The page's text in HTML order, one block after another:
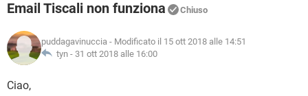
INSTAGRAM WHATSAPP
TIKTOK
HARDWARE
INSTAGRAM WHATSAPP
TIKTOK
HARDWARE
COVID-19 GAMING
INTRATTENIMENTO
iOS
INSTAGRAM
COVID-19 GAMING
INTRATTENIMENTO
iOS
GLOSSARIO
COVID-19
Email Tiscali non funziona Chiuso
puddagavinuccia - Modificato il 15 ott 2018 alle 14:51
tyn - 31 ott 2018 alle 16:00
Ciao,